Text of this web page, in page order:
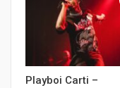
Playboi Carti –